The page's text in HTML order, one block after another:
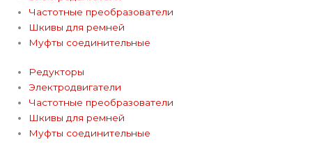
g
r
a
m
Частотные преобразователи
Шкивы для ремней
Муфты соединительные
Редукторы
Электродвигатели
Частотные преобразователи
Шкивы для ремней
Муфты соединительные